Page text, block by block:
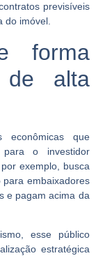
previsíveis
do imóvel.
forma
de alta
econômicas que
para o investidor
exemplo, busca
embaixadores
e pagam acima da
esse público
estratégica